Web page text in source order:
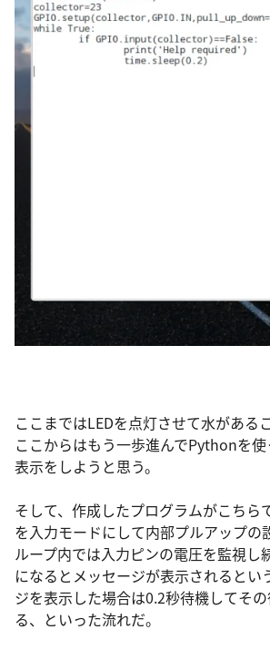
ここまではLEDを点灯させて水がある
ここからはもう一歩進んでPythonを
表示をしようと思う。
そして、作成したプログラムがこちら
を入力モードにして内部プルアップ
ループ内では入力ピンの電圧を監視し
になるとメッセージが表示されるとい
ジを表示した場合は0.2秒待機してそ
る、といった流れだ。